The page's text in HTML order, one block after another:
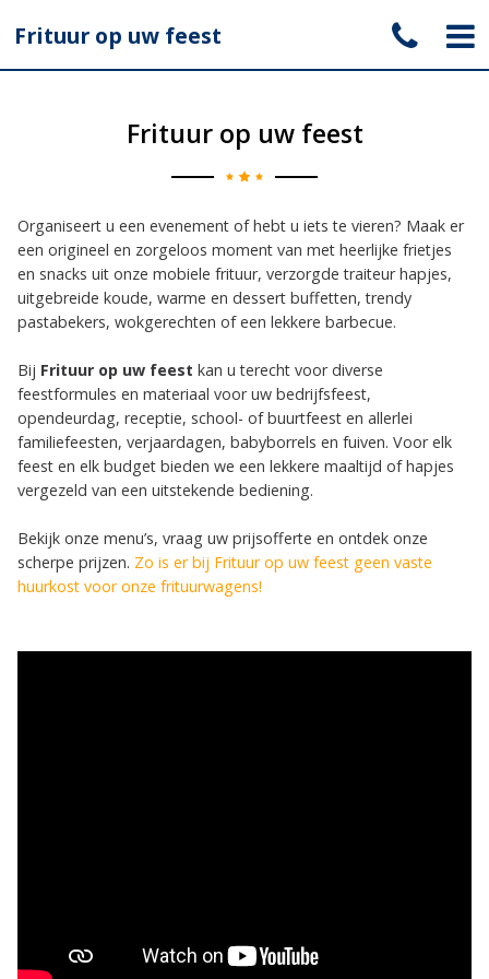
Frituur op uw feest
Frituur op uw feest
Organiseert u een evenement of hebt u iets te vieren? Maak er
een origineel en zorgeloos moment van met heerlijke frietjes
en snacks uit onze mobiele frituur, verzorgde traiteur hapjes,
uitgebreide koude, warme en dessert buffetten, trendy
pastabekers, wokgerechten of een lekkere barbecue.
Bij Frituur op uw feestkan u terecht voor diverse
feestformules en materiaal voor uw bedrijfsfeest,
opendeurdag, receptie, school- of buurtfeest en allerlei
familiefeesten, verjaardagen, babyborrels en fuiven. Voor elk
feest en elk budget bieden we een lekkere maaltijd of hapjes
vergezeld van een uitstekende bediening.
Bekijk onze menu’s, vraag uw prijsofferte en ontdek onze
scherpe prijzen. Zo is er bij Frituur op uw feest geen vaste
huurkost voor onze frituurwagens!